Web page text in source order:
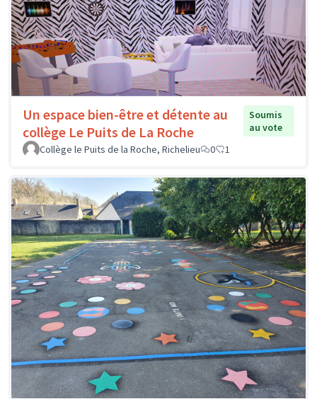
Un espace bien-être et détente au
collège Le Puits de La Roche
Soumis
au vote
Collège le Puits de la Roche, Richelieu
0 1